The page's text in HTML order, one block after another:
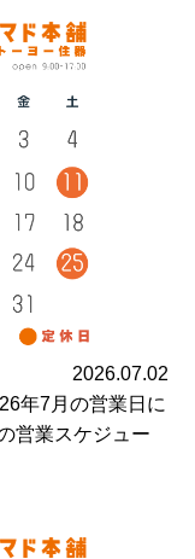
2026.07.02
年7月の営業日に
営業スケジュー